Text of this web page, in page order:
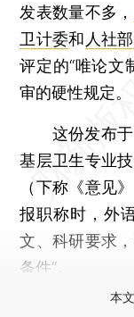
发表数量不多，
卫计委和 人社部
评定的“唯论文
审的硬性规定。
这份发布于
基层卫生专业
（下称《意见
报职称时，外
文、科研要求
条件”。
本